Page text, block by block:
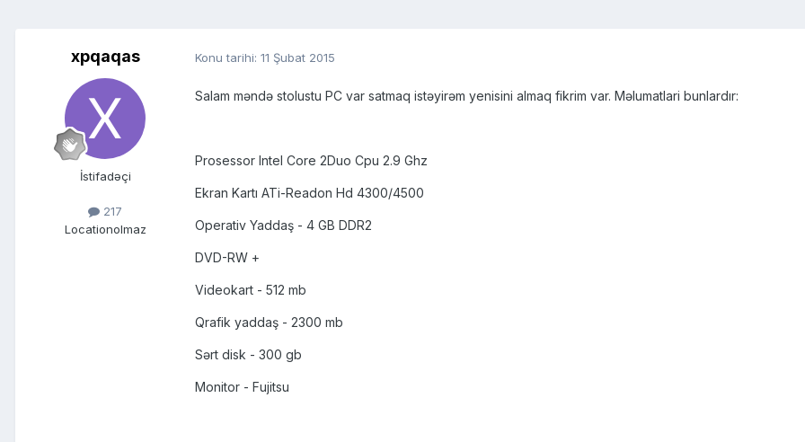
xpqaqas
İstifadəçi
217
Locationolmaz
Konu tarihi: 11 Şubat 2015
Salam məndə stolustu PC var satmaq istəyirəm yenisini almaq fikrim var. Məlumatlari bunlardır:
Prosessor Intel Core 2Duo Cpu 2.9 Ghz
Ekran Kartı ATi-Readon Hd 4300/4500
Operativ Yaddaş - 4 GB DDR2
DVD-RW +
Videokart - 512 mb
Qrafik yaddaş - 2300 mb
Sərt disk - 300 gb
Monitor - Fujitsu